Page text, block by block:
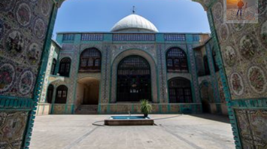
مهدی مخلصیان